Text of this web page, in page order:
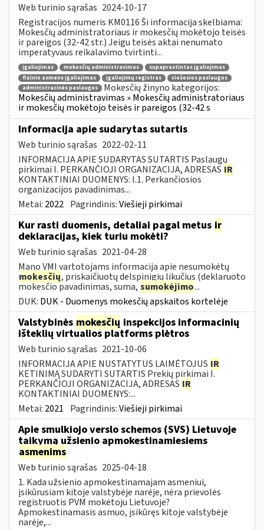
Web turinio sąrašas 2024-10-17
Registracijos numeris KM0116 Ši informacija skelbiama:
Mokesčių administratoriaus ir mokesčių mokėtojo teisės
ir pareigos (32-42 str.) Jeigu teisės aktai nenumato
imperatyvaus reikalavimo tvirtinti...
įgaliojimas mokesčių administravimas
supaprastintas įgaliojimas
fizinio asmens įgaliojimas
įgaliojimų registras
viešosios paslaugos
administracinės paslaugos
Mokesčių žinyno kategorijos:
Mokesčių administravimas » Mokesčių administratoriaus
ir mokesčių mokėtojo teisės ir pareigos (32-42 s
Informacija apie sudarytas sutartis
Web turinio sąrašas 2022-02-11
INFORMACIJA APIE SUDARYTAS SUTARTIS Paslaugų
pirkimai I. PERKANČIOJI ORGANIZACIJA, ADRESAS IR
KONTAKTINIAI DUOMENYS: I.1. Perkančiosios
organizacijos pavadinimas...
Metai: 2022 Pagrindinis:Viešieji pirkimai
Kur rasti duomenis, detaliai pagal metus ir
deklaracijas, kiek turiu mokėti?
Web turinio sąrašas 2021-04-28
Mano VMI vartotojams informacija apie nesumokėtų
mokesčių, priskaičiuotų delspinigių likučius (deklaruoto
mokesčio pavadinimas, suma, sumokėjimo...
DUK: DUK - Duomenys mokesčių apskaitos kortelėje
Valstybinės mokesčių inspekcijos informacinių
išteklių virtualios platforms plėtros
Web turinio sąrašas 2021-10-06
INFORMACIJA APIE NUSTATYTUS LAIMĖTOJUS IR
KETINIMĄ SUDARYTI SUTARTIS Prekių pirkimai I.
PERKANČIOJI ORGANIZACIJA, ADRESAS IR
KONTAKTINIAI DUOMENYS:...
Metai: 2021 Pagrindinis:Viešieji pirkimai
Apie smulkiojo verslo schemos (SVS) Lietuvoje
taikymą užsienio apmokestinamiesiems
asmenims
Web turinio sąrašas 2025-04-18
1. Kada užsienio apmokestinamajam asmeniui,
įsikūrusiam kitoje valstybėje narėje, nėra prievolės
registruotis PVM mokėtoju Lietuvoje?
Apmokestinamasis asmuo, įsikūręs kitoje valstybėje
narėje,...